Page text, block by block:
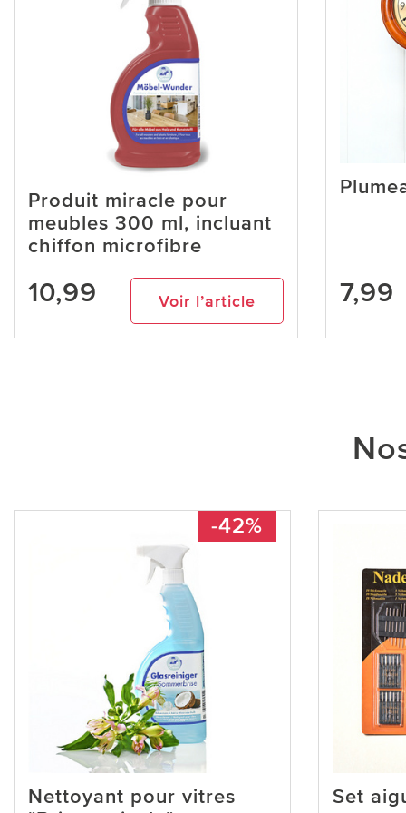
Produit miracle pour
meubles 300 ml, incluant
chiffon microfibre
10,99 Voir l’article 7,99
-42%
Nettoyant pour vitres
Set